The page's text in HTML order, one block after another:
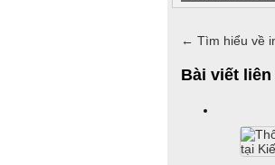
← Tìm hiểu về
Bài viết liên